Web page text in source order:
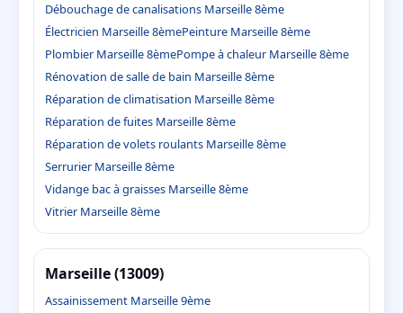
Débouchage de canalisations Marseille 8ème
Électricien Marseille 8èmePeinture Marseille 8ème
Plombier Marseille 8èmePompe à chaleur Marseille 8ème
Rénovation de salle de bain Marseille 8ème
Réparation de climatisation Marseille 8ème
Réparation de fuites Marseille 8ème
Réparation de volets roulants Marseille 8ème
Serrurier Marseille 8ème
Vidange bac à graisses Marseille 8ème
Vitrier Marseille 8ème
Marseille (13009)
Assainissement Marseille 9ème